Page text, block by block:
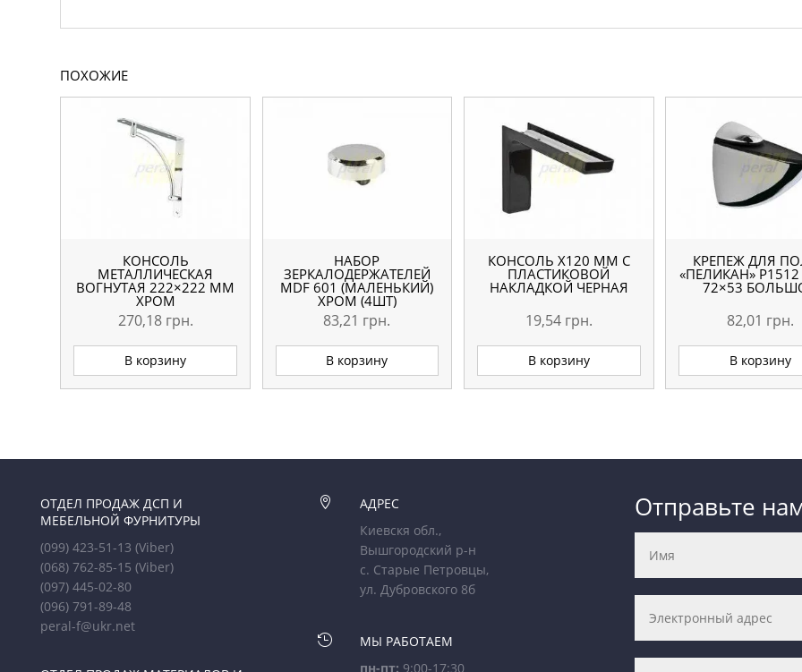
ПОХОЖИЕ
КОНСОЛЬ
МЕТАЛЛИЧЕСКАЯ
ВОГНУТАЯ 222×222 ММ
ХРОМ
270,18 грн.
В корзину
НАБОР
ЗЕРКАЛОДЕРЖАТЕЛЕЙ
MDF 601 (МАЛЕНЬКИЙ)
ХРОМ (4ШТ)
83,21 грн.
В корзину
КОНСОЛЬ Х120 ММ С
ПЛАСТИКОВОЙ
НАКЛАДКОЙ ЧЕРНАЯ
19,54 грн.
В корзину
КРЕПЕЖ ДЛЯ
«ПЕЛИКАН»
72×53
82,01 грн.
В корзину
ОТДЕЛ ПРОДАЖ ДСП И
МЕБЕЛЬНОЙ ФУРНИТУРЫ
(099) 423-51-13(Viber)
(068) 762-85-15(Viber)
(097) 445-02-80
(096) 791-89-48
peral-f@ukr.net

АДРЕС
Киевскя обл.,
Вышгородский р-н
с. Старые Петровцы,
ул. Дубровского 8б

МЫ РАБОТАЕМ
пн-пт: 9:00-17:30
Отправьте